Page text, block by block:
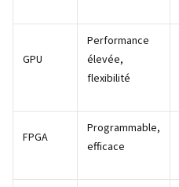
GPU
Performance
élevée,
flexibilité
FPGA
Programmable,
efficace